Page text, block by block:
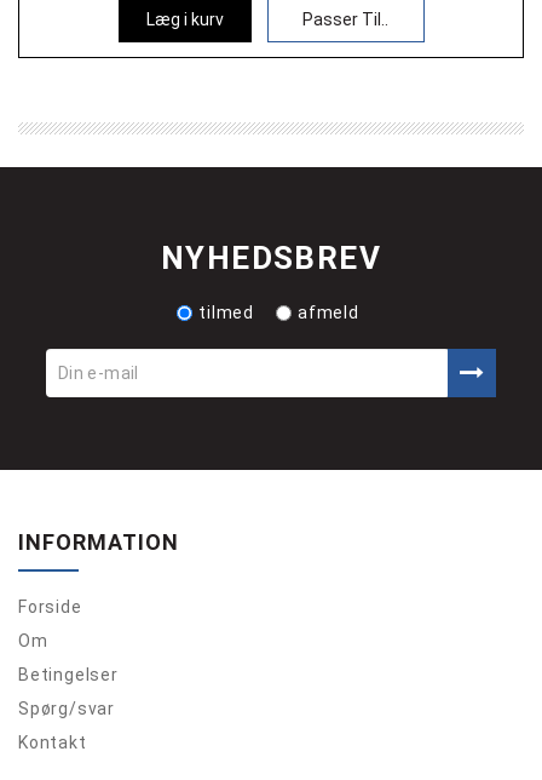
Læg i kurv Passer Til..
NYHEDSBREV
tilmed afmeld
INFORMATION
Forside
Om
Betingelser
Spørg/svar
Kontakt